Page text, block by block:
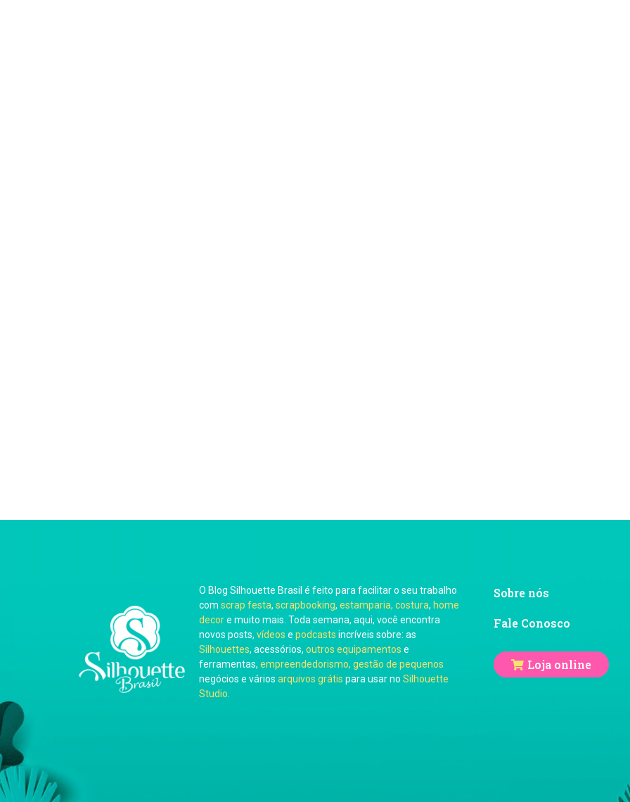
O Blog Silhouette Brasil é feito para facilitar o seu trabalho
com scrap festa, scrapbooking, estamparia, costura, home
decore muito mais. Toda semana, aqui, você encontra
novos posts, vídeos e podcasts incríveis sobre: as
Silhouettes, acessórios, outros equipamentos e
ferramentas, empreendedorismo, gestão de pequenos
negócios e vários arquivos grátis para usar no Silhouette
Studio
Sobre nós
Fale Conosco
Loja online